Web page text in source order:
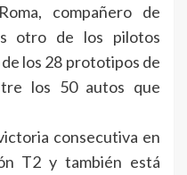
compañero de
otro de los pilotos
los 28 prototipos de
los 50 autos que
consecutiva en
T2 y también está